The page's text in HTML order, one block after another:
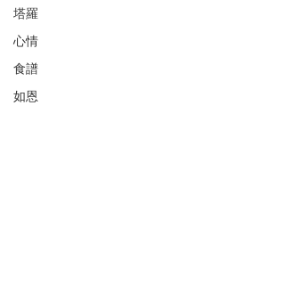
塔羅
心情
食譜
如恩